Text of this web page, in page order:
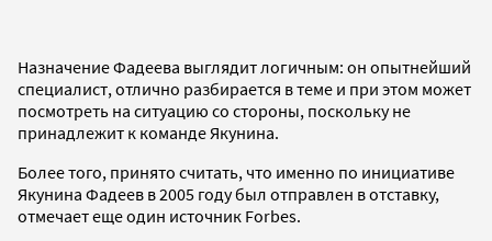
Назначение Фадеева выглядит логичным: он опытнейший
специалист, отлично разбирается в теме и при этом может
посмотреть на ситуацию со стороны, поскольку не
принадлежит к команде Якунина.
Более того, принято считать, что именно по инициативе
Якунина Фадеев в 2005 году был отправлен в отставку,
отмечает еще один источник Forbes.